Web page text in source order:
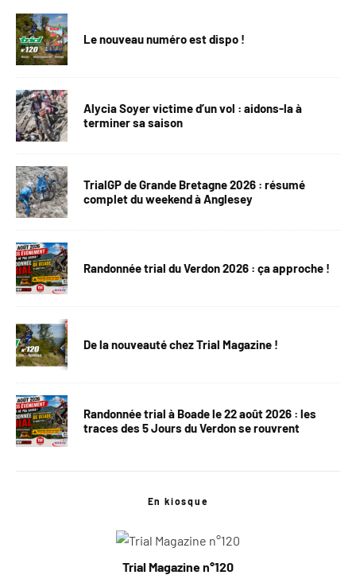
Le nouveau numéro est dispo !
Alycia Soyer victime d’un vol : aidons-la à
terminer sa saison
TrialGP de Grande Bretagne 2026 : résumé
complet du weekend à Anglesey
Randonnée trial du Verdon 2026 : ça approche !
De la nouveauté chez Trial Magazine !
Randonnée trial à Boade le 22 août 2026 : les
traces des 5 Jours du Verdon se rouvrent
En kiosque
Trial Magazine n°120